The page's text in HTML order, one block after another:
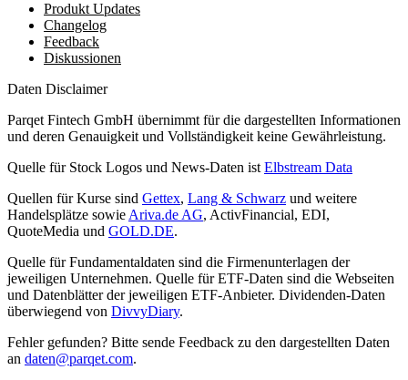
Produkt Updates
Changelog
Feedback
Diskussionen
Daten Disclaimer
Parqet Fintech GmbH übernimmt für die dargestellten Informationen
und deren Genauigkeit und Vollständigkeit keine Gewährleistung.
Quelle für Stock Logos und News-Daten ist Elbstream Data
Quellen für Kurse sind Gettex, Lang & Schwarz und weitere
Handelsplätze sowie Ariva.de AG, ActivFinancial, EDI,
QuoteMedia und GOLD.DE.
Quelle für Fundamentaldaten sind die Firmenunterlagen der
jeweiligen Unternehmen. Quelle für ETF-Daten sind die Webseiten
und Datenblätter der jeweiligen ETF-Anbieter. Dividenden-Daten
überwiegend von DivvyDiary.
Fehler gefunden? Bitte sende Feedback zu den dargestellten Daten
an daten@parqet.com.